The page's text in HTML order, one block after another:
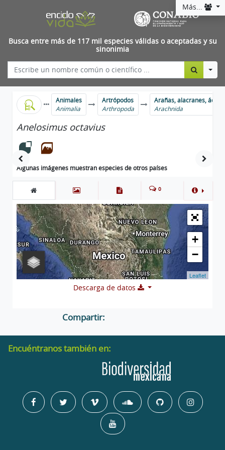
Más...
Busca entre más de 117 mil especies válidas o aceptadas y su
sinonimia
Animales
Animalia
Artrópodos
Arthropoda
Arañas, alacranes,
Arachnida
Anelosimus octavius
Algunas imágenes muestran especies de otros países
0
+
−
Leaflet
Descarga de datos
Compartir:
Encuéntranos también en: